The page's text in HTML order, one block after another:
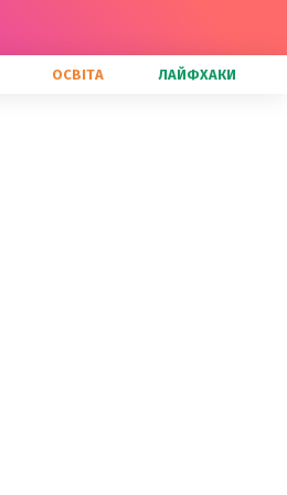
ОСВІТА ЛАЙФХАКИ